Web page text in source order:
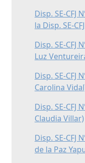
Disp. SE-CFJ
la Disp. SE-
Disp. SE-CFJ
Luz
Disp. SE-CFJ
Carolina
Disp. SE-CFJ
Claudia Villar)
Disp. SE-CFJ
de la Paz